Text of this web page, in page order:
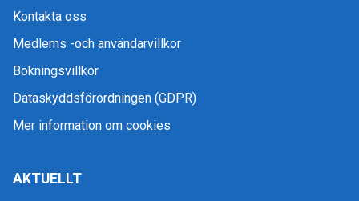
Kontakta oss
Medlems -och användarvillkor
Bokningsvillkor
Dataskyddsförordningen (GDPR)
Mer information om cookies
AKTUELLT